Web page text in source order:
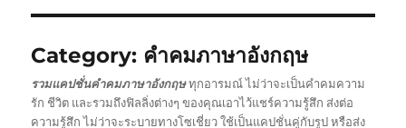
Category: คำคมภาษาอังกฤษ
รวมแคปชั่นคำคมภาษาอังกฤษทุกอารมณ์ ไม่ว่าจะเป็นคำคมความ
รัก ชีวิต และรวมถึงฟิลลิ่งต่างๆ ของคุณเอาไว้แชร์ความรู้สึก ส่งต่อ
ความรู้สึก ไม่ว่าจะระบายทางโซเชี่ยว ใช้เป็นแคปชั่นคู่กับรูป หรือส่ง